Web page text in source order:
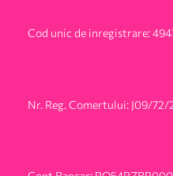
Cod unic de inregistrare:
Nr. Reg. Comertului: J09/72/